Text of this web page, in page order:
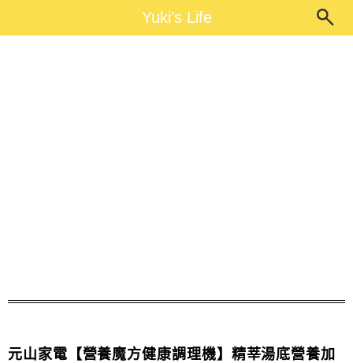
Yuki's LifeYuki's Life
元山家電【營養魔方健康調理機】精莘湯底營養加